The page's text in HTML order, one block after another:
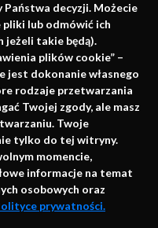
decyzji. Możecie
lub odmówić ich
jeżeli takie będą).
plików cookie” –
jest dokonanie własnego
rodzaje przetwarzania
Twojej zgody, ale masz
Twoje
tylko do tej witryny.
momencie,
informacje na temat
osobowych oraz
prywatności.
nas
2
338b